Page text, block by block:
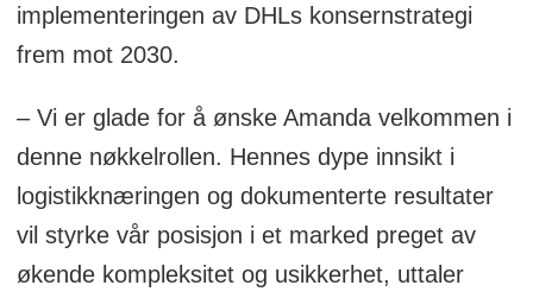
implementeringen av DHLs konsernstrategi
frem mot 2030.
– Vi er glade for å ønske Amanda velkommen i
denne nøkkelrollen. Hennes dype innsikt i
logistikknæringen og dokumenterte resultater
vil styrke vår posisjon i et marked preget av
økende kompleksitet og usikkerhet, uttaler